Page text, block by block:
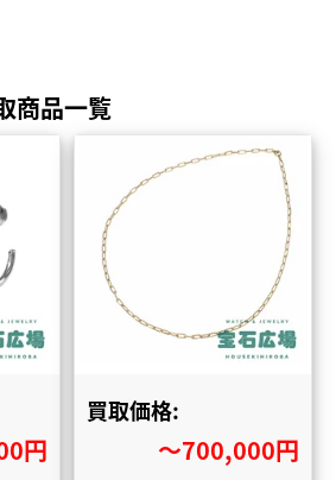
商品一覧
円
買取価格:
〜700,000円